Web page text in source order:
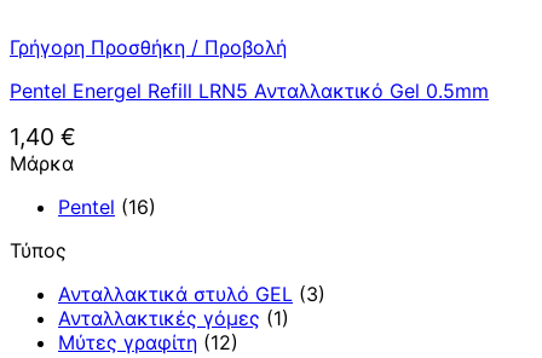
Γρήγορη Προσθήκη / Προβολή
Pentel Energel Refill LRN5 Ανταλλακτικό Gel 0.5mm
1,40 €
Μάρκα
Pentel (16)
Τύπος
Ανταλλακτικά στυλό GEL (3)
Ανταλλακτικές γόμες (1)
Μύτες γραφίτη (12)